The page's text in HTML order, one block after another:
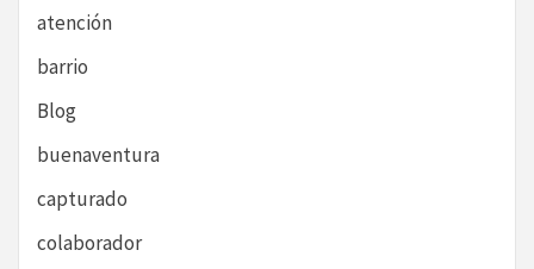
atención
barrio
Blog
buenaventura
capturado
colaborador